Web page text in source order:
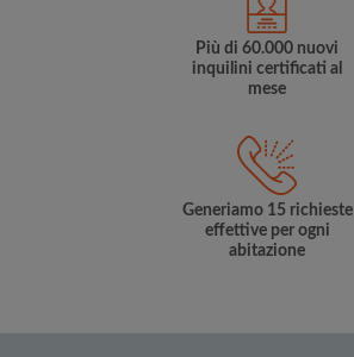
Più di 60.000 nuovi
inquilini certificati al
mese
Generiamo 15 richieste
effettive per ogni
abitazione